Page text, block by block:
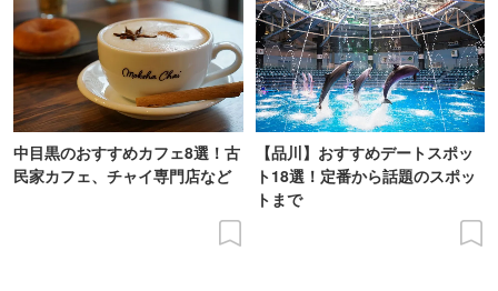
中目黒のおすすめカフェ8選！古
民家カフェ、チャイ専門店など
【品川】おすすめデートスポッ
ト18選！定番から話題のスポッ
トまで